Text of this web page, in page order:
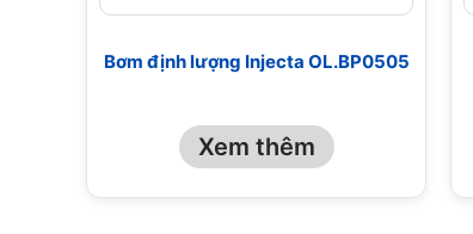
Bơm định lượng Injecta OL.BP0505
Xem thêm